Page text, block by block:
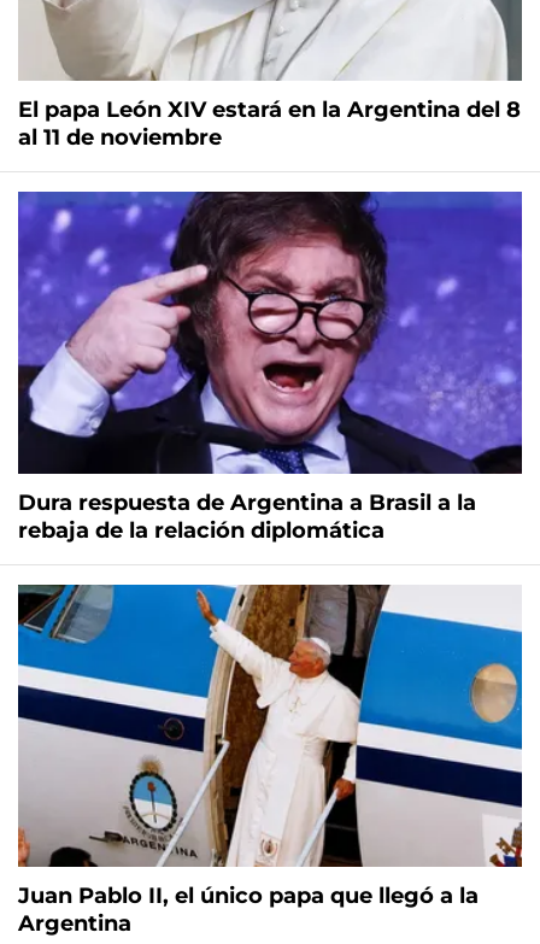
El papa León XIV estará en la Argentina del 8
al 11 de noviembre
Dura respuesta de Argentina a Brasil a la
rebaja de la relación diplomática
Juan Pablo II, el único papa que llegó a la
Argentina